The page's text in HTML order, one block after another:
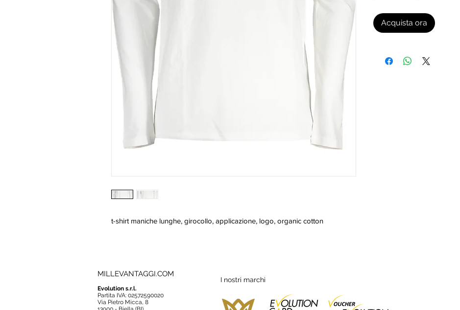
t-shirt maniche lunghe, girocollo, applicazione, logo, organic cotton
Acquista ora
MILLEVANTAGGI.COM
Evolution s.r.l.
Partita IVA: 02572590020
Via Pietro Micca, 8
I nostri marchi